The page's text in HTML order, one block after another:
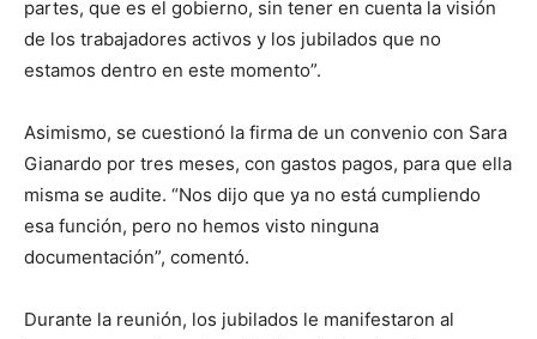
partes, que es el gobierno, sin tener en cuenta la visión
de los trabajadores activos y los jubilados que no
estamos dentro en este momento”.
Asimismo, se cuestionó la firma de un convenio con Sara
Gianardo por tres meses, con gastos pagos, para que ella
misma se audite. “Nos dijo que ya no está cumpliendo
esa función, pero no hemos visto ninguna
documentación”, comentó.
Durante la reunión, los jubilados le manifestaron al